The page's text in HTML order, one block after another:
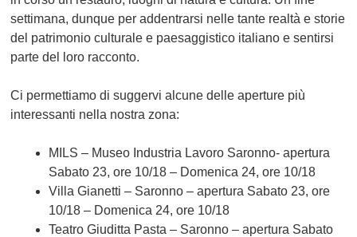
settimana, dunque per addentrarsi nelle tante realtà e storie
del patrimonio culturale e paesaggistico italiano e sentirsi
parte del loro racconto.
Ci permettiamo di suggervi alcune delle aperture più
interessanti nella nostra zona:
MILS – Museo Industria Lavoro Saronno- apertura
Sabato 23, ore 10/18 – Domenica 24, ore 10/18
Villa Gianetti – Saronno – apertura Sabato 23, ore
10/18 – Domenica 24, ore 10/18
Teatro Giuditta Pasta – Saronno – apertura Sabato